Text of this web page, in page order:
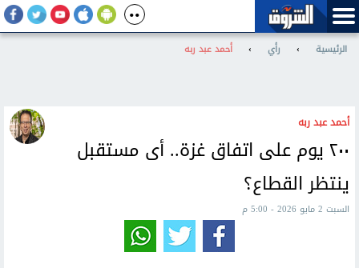
الرئيسية › رأي › أحمد عبد ربه
أحمد عبد ربه
٢٠٠ يوم على اتفاق غزة.. أى مستقبل
ينتظر القطاع؟
السبت 2 مايو 2026 - 5:00 م